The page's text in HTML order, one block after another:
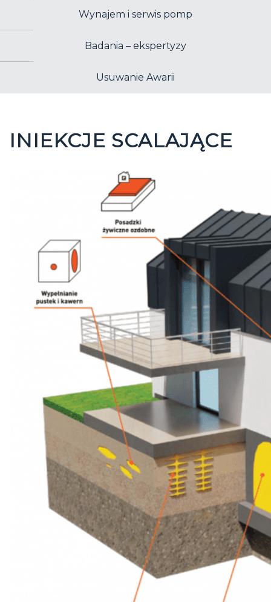
Wynajem i serwis pomp
Badania – ekspertyzy
Usuwanie Awarii
INIEKCJE SCALAJĄCE